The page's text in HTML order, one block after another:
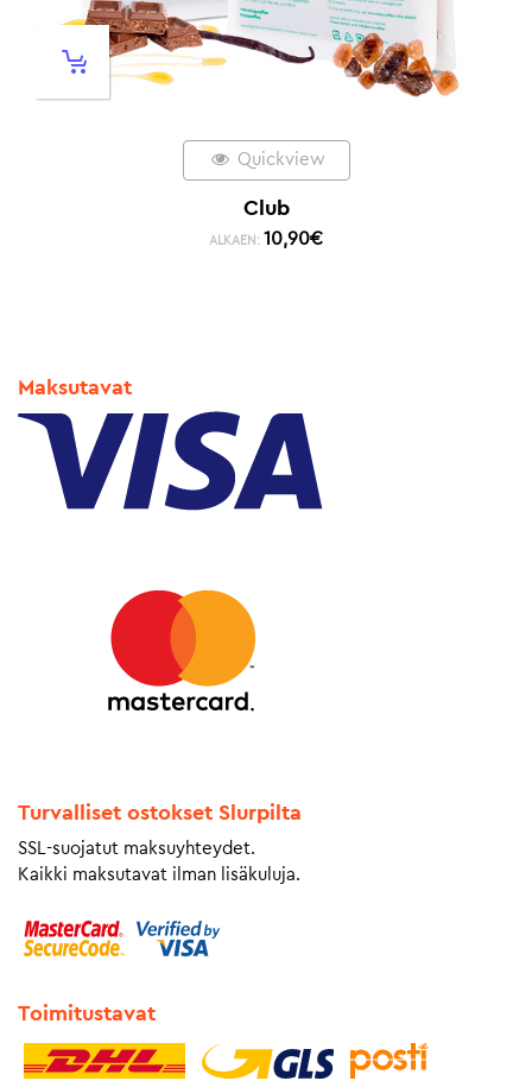
Quickview
Club
ALKAEN: 10,90€
Maksutavat
Turvalliset ostokset Slurpilta
SSL-suojatut maksuyhteydet.
Kaikki maksutavat ilman lisäkuluja.
Toimitustavat